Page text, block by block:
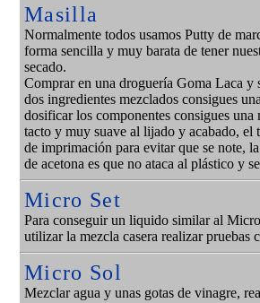
Masilla
Normalmente todos usamos Putty de
forma sencilla y muy barata de tener
secado.
Comprar en una droguería Goma Laca y
dos ingredientes mezclados consigues
dosificar los componentes consigues
tacto y muy suave al lijado y acabado, el
de imprimación para evitar que se note,
de acetona es que no ataca al plástico y
Micro Set
Para conseguir un liquido similar al
utilizar la mezcla casera realizar pruebas
Micro Sol
Mezclar agua y unas gotas de vinagre,